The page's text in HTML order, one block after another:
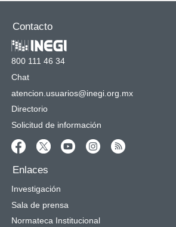
Contacto
800 111 46 34
Chat
atencion.usuarios@inegi.org.mx
Directorio
Solicitud de información
Enlaces
Investigación
Sala de prensa
Normateca Institucional